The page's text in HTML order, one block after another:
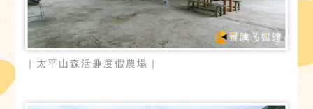
｜太平山森活趣度假農場｜